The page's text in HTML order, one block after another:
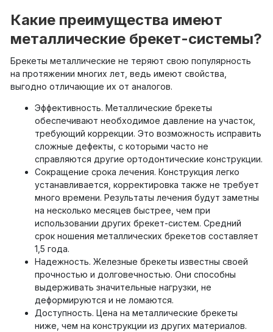
Какие преимущества имеют
металлические брекет-системы?
Брекеты металлические не теряют свою популярность
на протяжении многих лет, ведь имеют свойства,
выгодно отличающие их от аналогов.
Эффективность. Металлические брекеты
обеспечивают необходимое давление на участок,
требующий коррекции. Это возможность исправить
сложные дефекты, с которыми часто не
справляются другие ортодонтические конструкции.
Сокращение срока лечения. Конструкция легко
устанавливается, корректировка также не требует
много времени. Результаты лечения будут заметны
на несколько месяцев быстрее, чем при
использовании других брекет-систем. Средний
срок ношения металлических брекетов составляет
1,5 года.
Надежность. Железные брекеты известны своей
прочностью и долговечностью. Они способны
выдерживать значительные нагрузки, не
деформируются и не ломаются.
Доступность. Цена на металлические брекеты
ниже, чем на конструкции из других материалов.